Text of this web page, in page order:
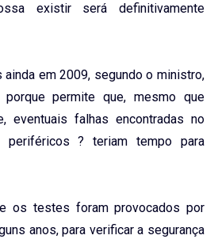
existir será definitivamente
em 2009, segundo o ministro,
porque permite que, mesmo que
eventuais falhas encontradas no
periféricos ? teriam tempo para
os testes foram provocados por
anos, para verificar a segurança